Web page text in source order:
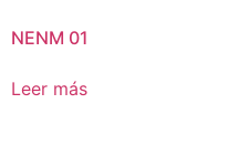
NENM 01
Leer más